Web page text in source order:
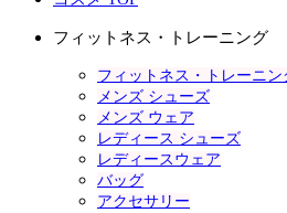
フィットネス・トレーニング
フィットネス・トレーニ
メンズ シューズ
メンズ ウェア
レディース シューズ
レディースウェア
バッグ
アクセサリー